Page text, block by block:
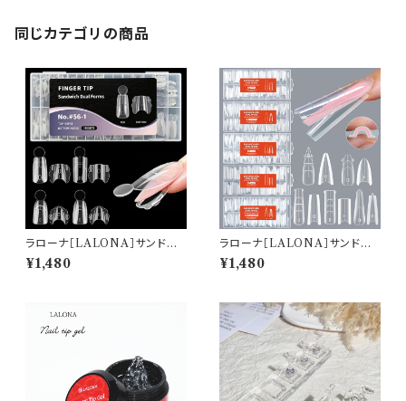
同じカテゴリの商品
ラローナ［LALONA］サンドウィ
ッチネイルフォーム( 4タイプ )
アクリルジェル/ポリジェル/ハー
¥1,480
ラローナ［LALONA］サンドウィ
ッチネイルフォーム( 5タイプ )
アクリルジェル/ポリジェル/ハー
¥1,480